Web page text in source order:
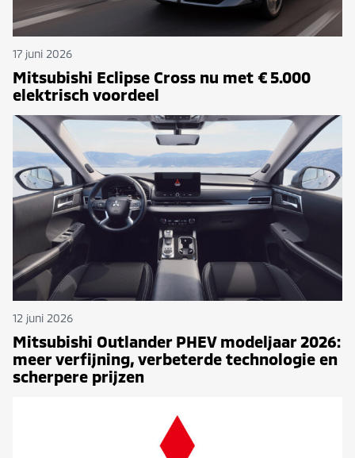
17 juni 2026
Mitsubishi Eclipse Cross nu met € 5.000
elektrisch voordeel
12 juni 2026
Mitsubishi Outlander PHEV modeljaar 2026:
meer verfijning, verbeterde technologie en
scherpere prijzen